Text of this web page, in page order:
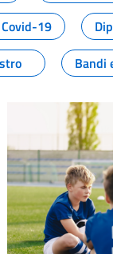
19
Bandi